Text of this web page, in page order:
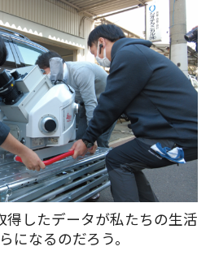
したデータが私たちの生活
になるのだろう。